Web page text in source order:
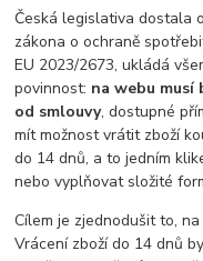
Česká legislativa dostala
zákona o ochraně
EU 2023/2673, ukládá
povinnost: na webu
od smlouvy, dostupné
mít možnost vrátit zboží
do 14 dnů, a to jedním
nebo vyplňovat složité
Cílem je zjednodušit to,
Vrácení zboží do 14 dnů